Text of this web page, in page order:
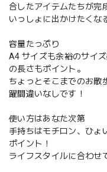
合したアイテムたちが完
いっしょに出かけたくな
容量たっぷり
A4 サイズも余裕のサイ
の長さもポイント。
ちょっとそこまでのお散
躍間違いなしです！
使い方はあなた次第
手持ちはモチロン、ひょ
ポイント！
ライフスタイルに合わせ